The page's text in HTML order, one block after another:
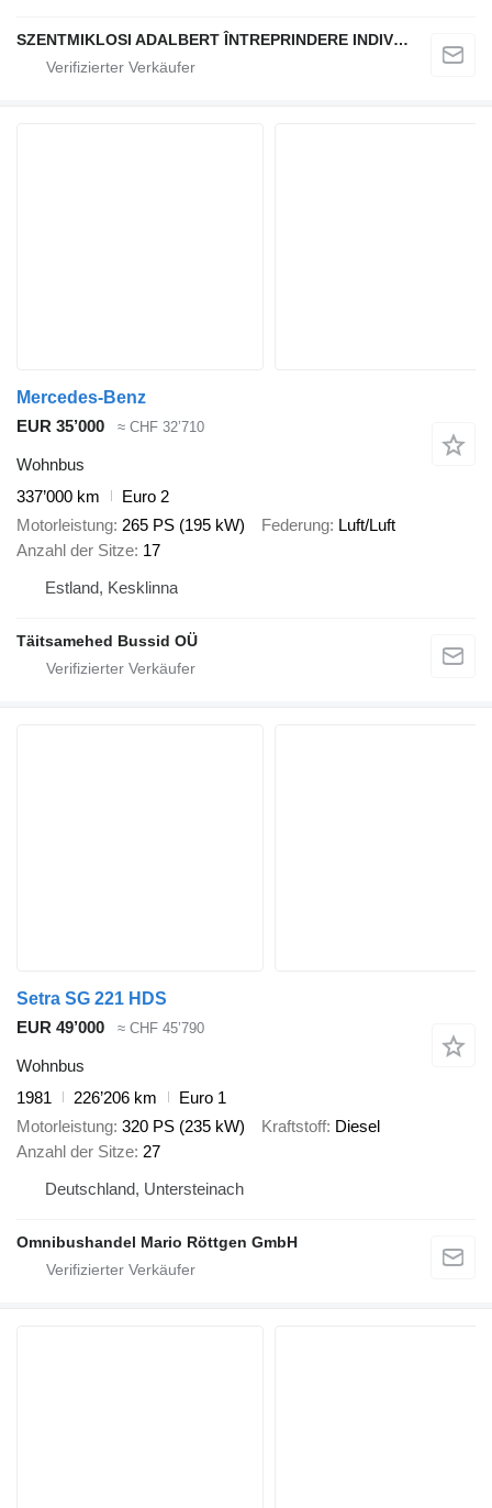
SZENTMIKLOSI ADALBERT ÎNTREPRINDERE INDIVIDUALĂ
Mercedes-Benz
EUR 35’000
≈ CHF 32’710
Wohnbus
337’000 km
Euro 2
Motorleistung 265 PS (195 kW) Federung Luft/Luft
Anzahl der Sitze 17
Estland, Kesklinna
Täitsamehed Bussid OÜ
Setra SG 221 HDS
EUR 49’000
≈ CHF 45’790
Wohnbus
1981
226’206 km
Euro 1
Motorleistung 320 PS (235 kW) Kraftstoff Diesel
Anzahl der Sitze 27
Deutschland, Untersteinach
Omnibushandel Mario Röttgen GmbH